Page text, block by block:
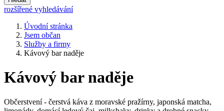
rozšířené vyhledávání
Úvodní stránka
Jsem občan
Služby a firmy
Kávový bar naděje
Kávový bar naděje
Občerstvení - čerstvá káva z moravské pražírny, japonská matcha,